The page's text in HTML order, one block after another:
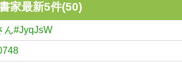
家最新5件(50)
ん#JyqJsW